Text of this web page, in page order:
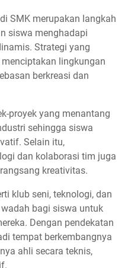
SMK merupakan langkah
siswa menghadapi
Strategi yang
lingkungan
berkreasi dan
proyek yang menantang
sehingga siswa
Selain itu,
dan kolaborasi tim juga
kreativitas.
klub seni, teknologi, dan
bagi siswa untuk
Dengan pendekatan
tempat berkembangnya
ahli secara teknis,